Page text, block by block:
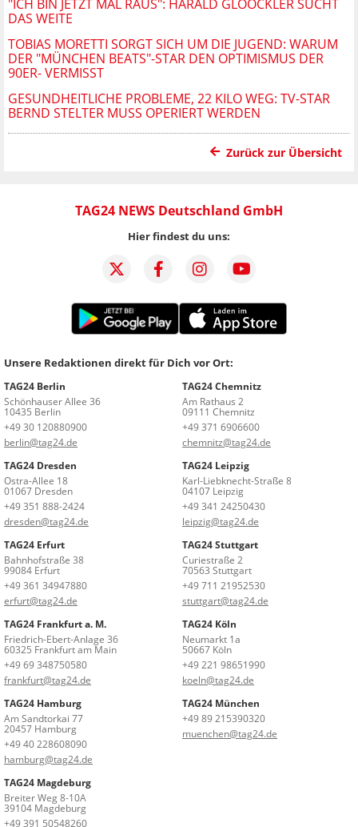
"ICH BIN JETZT MAL RAUS": HARALD GLÖÖCKLER SUCHT
DAS WEITE
TOBIAS MORETTI SORGT SICH UM DIE JUGEND: WARUM
DER "MÜNCHEN BEATS"-STAR DEN OPTIMISMUS DER
90ER- VERMISST
GESUNDHEITLICHE PROBLEME, 22 KILO WEG: TV-STAR
BERND STELTER MUSS OPERIERT WERDEN
Zurück zur Übersicht
TAG24 NEWS Deutschland GmbH
Hier findest du uns:
Unsere Redaktionen direkt für Dich vor Ort:
TAG24 Berlin
Schönhauser Allee 36
10435 Berlin
+49 30 120880900
berlin@tag24.de
TAG24 Chemnitz
Am Rathaus 2
09111 Chemnitz
+49 371 6906600
chemnitz@tag24.de
TAG24 Dresden
Ostra-Allee 18
01067 Dresden
+49 351 888-2424
dresden@tag24.de
TAG24 Leipzig
Karl-Liebknecht-Straße 8
04107 Leipzig
+49 341 24250430
leipzig@tag24.de
TAG24 Erfurt
Bahnhofstraße 38
99084 Erfurt
+49 361 34947880
erfurt@tag24.de
TAG24 Stuttgart
Curiestraße 2
70563 Stuttgart
+49 711 21952530
stuttgart@tag24.de
TAG24 Frankfurt a. M.
Friedrich-Ebert-Anlage 36
60325 Frankfurt am Main
+49 69 348750580
frankfurt@tag24.de
TAG24 Köln
Neumarkt 1a
50667 Köln
+49 221 98651990
koeln@tag24.de
TAG24 Hamburg
Am Sandtorkai 77
20457 Hamburg
+49 40 228608090
hamburg@tag24.de
TAG24 München
+49 89 215390320
muenchen@tag24.de
TAG24 Magdeburg
Breiter Weg 8-10A
39104 Magdeburg
+49 391 50548260